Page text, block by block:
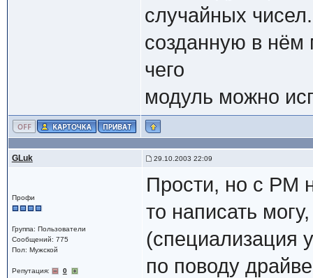
случайных
созданную в
чего
модуль можно
GLuk 29.10.2003 22:09
Профи
Группа: Пользователи
Сообщений: 775
Пол: Мужской
Репутация: 0
Прости, но с PM
то написать
(специализация
по поводу